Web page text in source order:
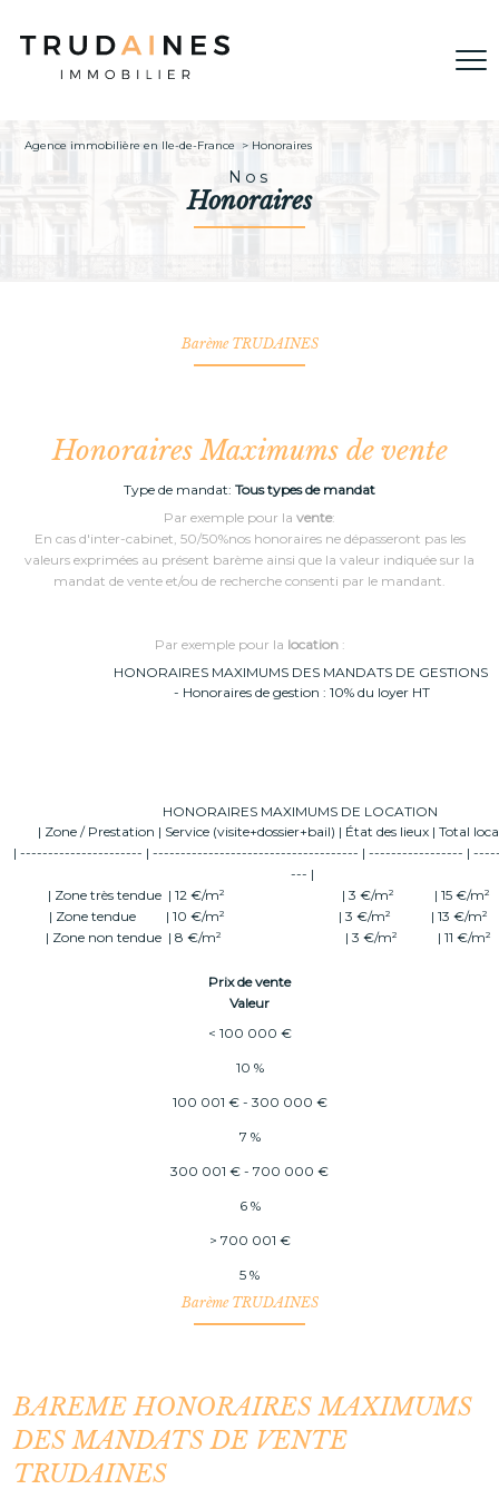
Agence immobilière en Ile-de-France Honoraires
Nos
Honoraires
Barème TRUDAINES
Honoraires Maximums de vente
Type de mandat: Tous types de mandat
Par exemple pour la vente:
En cas d'inter-cabinet, 50/50%nos honoraires ne dépasseront pas les
valeurs exprimées au présent barème ainsi que la valeur indiquée sur la
mandat de vente et/ou de recherche consenti par le mandant.
Par exemple pour la location:
HONORAIRES MAXIMUMS DES MANDATS DE GESTIONS
- Honoraires de gestion : 10% du loyer HT
HONORAIRES MAXIMUMS DE LOCATION
| Zone / Prestation | Service (visite+dossier+bail) | État des lieux | Total
| ---------------------- | ------------------------------------- | ----------------- |
--- |
| Zone très tendue | 12 €/m² | 3 €/m² | 15
| Zone tendue | 10 €/m² | 3 €/m² | 13
| Zone non tendue | 8 €/m² | 3 €/m² | 11
Prix de vente
Valeur
< 100 000 €
10 %
100 001 € - 300 000 €
7 %
300 001 € - 700 000 €
6 %
> 700 001 €
5 %
Barème TRUDAINES
BAREME HONORAIRES MAXIMUMS
DES MANDATS DE VENTE
TRUDAINES